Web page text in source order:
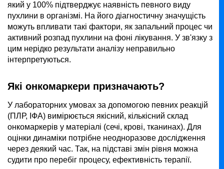
який у 100% підтверджує наявність певного виду
пухлини в організмі. На його діагностичну значущість
можуть впливати такі фактори, як запальний процес чи
активний розпад пухлини на фоні лікування. У зв'язку з
цим нерідко результати аналізу неправильно
інтерпретуються.
Які онкомаркери призначають?
У лабораторних умовах за допомогою певних реакцій
(ПЛР, ІФА) вимірюється якісний, кількісний склад
онкомаркерів у матеріалі (сечі, крові, тканинах). Для
оцінки динаміки потрібне неодноразове дослідження
через деякий час. Так, на підставі змін рівня можна
судити про перебіг процесу, ефективність терапії.